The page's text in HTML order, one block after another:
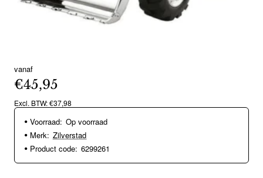
vanaf
€45,95
Excl. BTW: €37,98
Voorraad: Op voorraad
Merk: Zilverstad
Product code: 6299261